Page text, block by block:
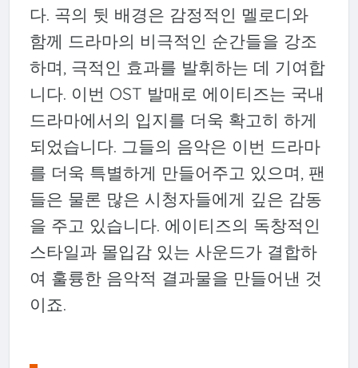
다. 곡의 뒷 배경은 감정적인 멜로디와
함께 드라마의 비극적인 순간들을 강조
하며, 극적인 효과를 발휘하는 데 기여합
니다. 이번 OST 발매로 에이티즈는 국내
드라마에서의 입지를 더욱 확고히 하게
되었습니다. 그들의 음악은 이번 드라마
를 더욱 특별하게 만들어주고 있으며, 팬
들은 물론 많은 시청자들에게 깊은 감동
을 주고 있습니다. 에이티즈의 독창적인
스타일과 몰입감 있는 사운드가 결합하
여 훌륭한 음악적 결과물을 만들어낸 것
이죠.